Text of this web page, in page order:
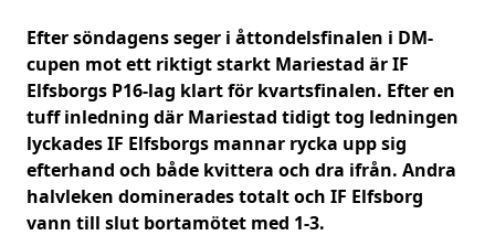
Efter söndagens seger i åttondelsfinalen i DM-
cupen mot ett riktigt starkt Mariestad är IF
Elfsborgs P16-lag klart för kvartsfinalen. Efter en
tuff inledning där Mariestad tidigt tog ledningen
lyckades IF Elfsborgs mannar rycka upp sig
efterhand och både kvittera och dra ifrån. Andra
halvleken dominerades totalt och IF Elfsborg
vann till slut bortamötet med 1-3.